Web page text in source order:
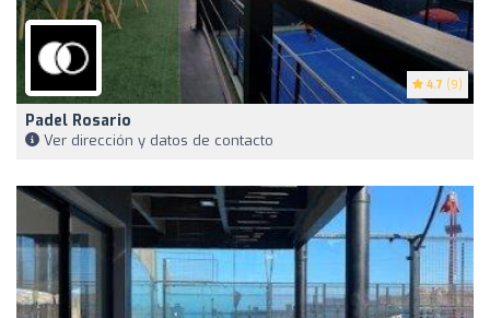
4.7 (9)
Padel Rosario
Ver dirección y datos de contacto